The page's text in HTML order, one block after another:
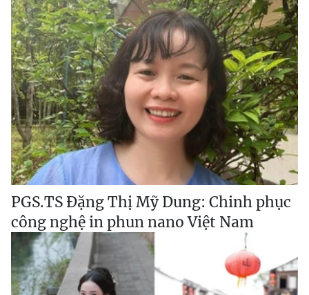
PGS.TS Đặng Thị Mỹ Dung: Chinh phục
công nghệ in phun nano Việt Nam